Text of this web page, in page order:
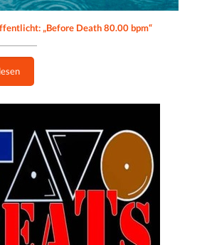
„Before Death 80.00 bpm“